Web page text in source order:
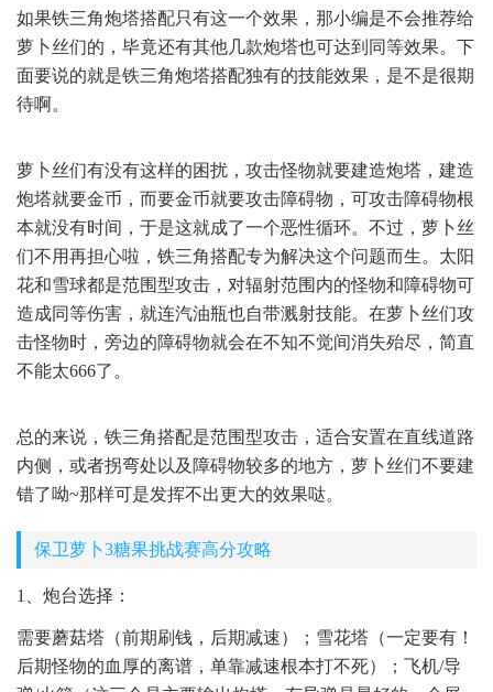
如果铁三角炮塔搭配只有这一个效果，那小编是不会推荐给
萝卜丝们的，毕竟还有其他几款炮塔也可达到同等效果。下
面要说的就是铁三角炮塔搭配独有的技能效果，是不是很期
待啊。
萝卜丝们有没有这样的困扰，攻击怪物就要建造炮塔，建造
炮塔就要金币，而要金币就要攻击障碍物，可攻击障碍物根
本就没有时间，于是这就成了一个恶性循环。不过，萝卜丝
们不用再担心啦，铁三角搭配专为解决这个问题而生。太阳
花和雪球都是范围型攻击，对辐射范围内的怪物和障碍物可
造成同等伤害，就连汽油瓶也自带溅射技能。在萝卜丝们攻
击怪物时，旁边的障碍物就会在不知不觉间消失殆尽，简直
不能太666了。
总的来说，铁三角搭配是范围型攻击，适合安置在直线道路
内侧，或者拐弯处以及障碍物较多的地方，萝卜丝们不要建
错了呦~那样可是发挥不出更大的效果哒。
保卫萝卜3糖果挑战赛高分攻略
1、炮台选择：
需要蘑菇塔（前期刷钱，后期减速）；雪花塔（一定要有！
后期怪物的血厚的离谱，单靠减速根本打不死）；飞机/导